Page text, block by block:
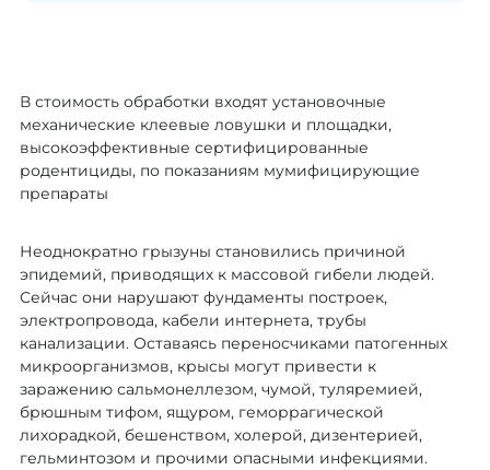
В стоимость обработки входят установочные
механические клеевые ловушки и площадки,
высокоэффективные сертифицированные
родентициды, по показаниям мумифицирующие
препараты
Неоднократно грызуны становились причиной
эпидемий, приводящих к массовой гибели людей.
Сейчас они нарушают фундаменты построек,
электропровода, кабели интернета, трубы
канализации. Оставаясь переносчиками патогенных
микроорганизмов, крысы могут привести к
заражению сальмонеллезом, чумой, туляремией,
брюшным тифом, ящуром, геморрагической
лихорадкой, бешенством, холерой, дизентерией,
гельминтозом и прочими опасными инфекциями.